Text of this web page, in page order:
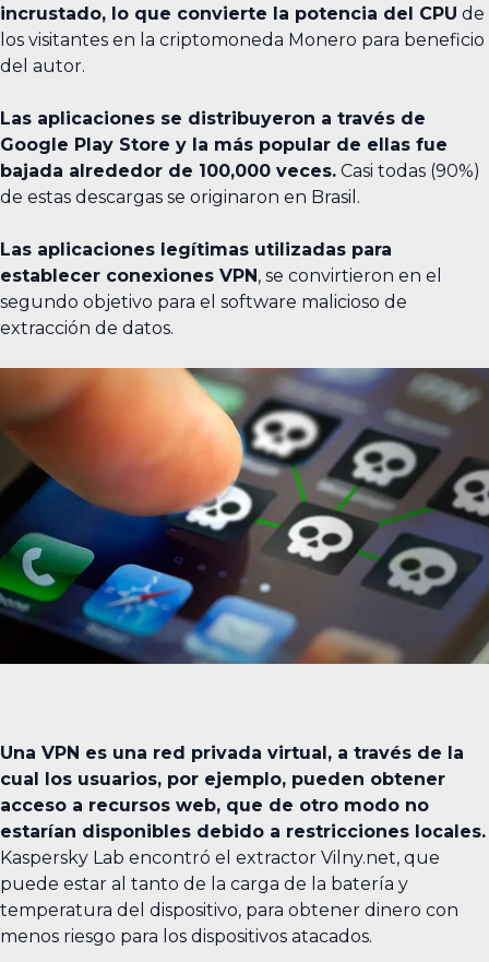
incrustado, lo que convierte la potencia del CPU de
los visitantes en la criptomoneda Monero para beneficio
del autor.
Las aplicaciones se distribuyeron a través de
Google Play Store y la más popular de ellas fue
bajada alrededor de 100,000 veces. Casi todas (90%)
de estas descargas se originaron en Brasil.
Las aplicaciones legítimas utilizadas para
establecer conexiones VPN, se convirtieron en el
segundo objetivo para el software malicioso de
extracción de datos.
Una VPN es una red privada virtual, a través de la
cual los usuarios, por ejemplo, pueden obtener
acceso a recursos web, que de otro modo no
estarían disponibles debido a restricciones locales.
Kaspersky Lab encontró el extractor Vilny.net, que
puede estar al tanto de la carga de la batería y
temperatura del dispositivo, para obtener dinero con
menos riesgo para los dispositivos atacados.